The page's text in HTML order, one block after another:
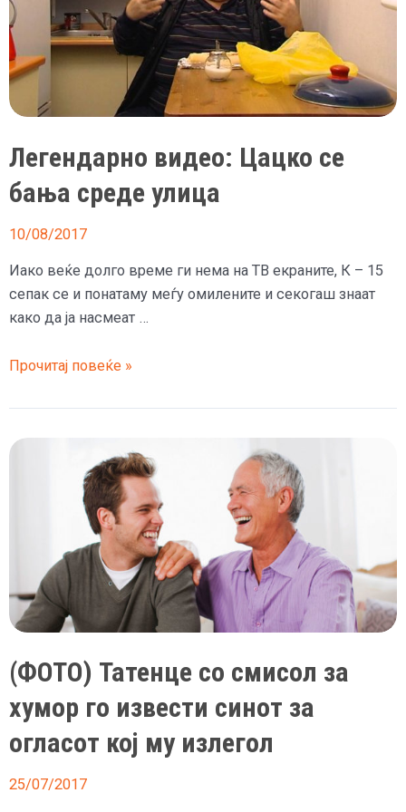
Легендарно видео: Цацко се
бања среде улица
10/08/2017
Иако веќе долго време ги нема на ТВ екраните, К – 15
сепак се и понатаму меѓу омилените и секогаш знаат
како да ја насмеат …
Легендарно
Цацко
се
Прочитај повеќе »
(ФОТО) Татенце со смисол за
хумор го извести синот за
огласот кој му излегол
25/07/2017